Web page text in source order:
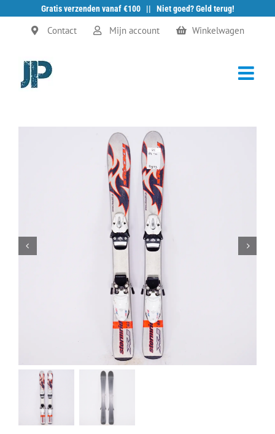
Gratis verzenden vanaf €100 || Niet goed? Geld terug!
Ga
Contact Mijn account Winkelwagen